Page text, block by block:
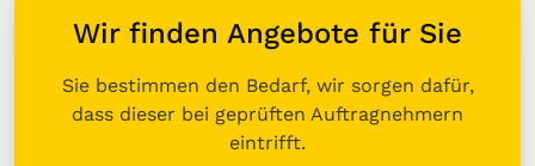
Wir finden Angebote für Sie
Sie bestimmen den Bedarf, wir sorgen dafür,
dass dieser bei geprüften Auftragnehmern
eintrifft.